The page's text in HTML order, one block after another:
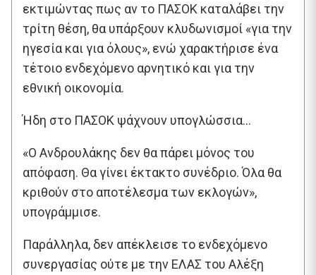
εκτιμώντας πως αν το ΠΑΣΟΚ καταλάβει την
τρίτη θέση, θα υπάρξουν κλυδωνισμοί «για την
ηγεσία και για όλους», ενώ χαρακτήρισε ένα
τέτοιο ενδεχόμενο αρνητικό και για την
εθνική οικονομία.
Ήδη στο ΠΑΣΟΚ ψάχνουν υπογλώσσια…
«Ο Ανδρουλάκης δεν θα πάρει μόνος του
απόφαση. Θα γίνει έκτακτο συνέδριο. Όλα θα
κριθούν στο αποτέλεσμα των εκλογών»,
υπογράμμισε.
Παράλληλα, δεν απέκλεισε το ενδεχόμενο
συνεργασίας ούτε με την ΕΛΑΣ του Αλέξη